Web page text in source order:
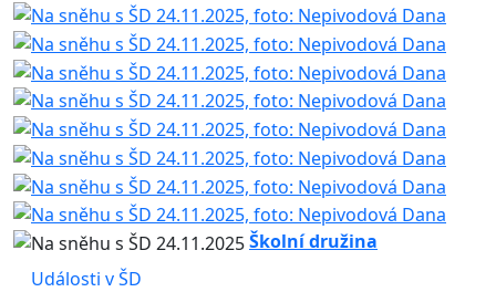
Školní družina
Události v ŠD